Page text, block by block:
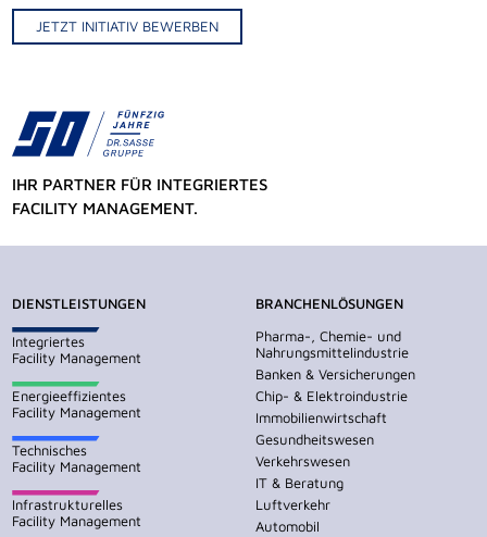
JETZT INITIATIV BEWERBEN
IHR PARTNER FÜR INTEGRIERTES
FACILITY MANAGEMENT.
DIENSTLEISTUNGEN
Integriertes
Facility Management
Energieeffizientes
Facility Management
Technisches
Facility Management
Infrastrukturelles
Facility Management
BRANCHENLÖSUNGEN
Pharma-, Chemie- und
Nahrungsmittelindustrie
Banken & Versicherungen
Chip- & Elektroindustrie
Immobilienwirtschaft
Gesundheitswesen
Verkehrswesen
IT & Beratung
Luftverkehr
Automobil